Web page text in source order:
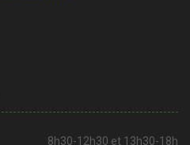
8h30-12h30 et 13h30-18h